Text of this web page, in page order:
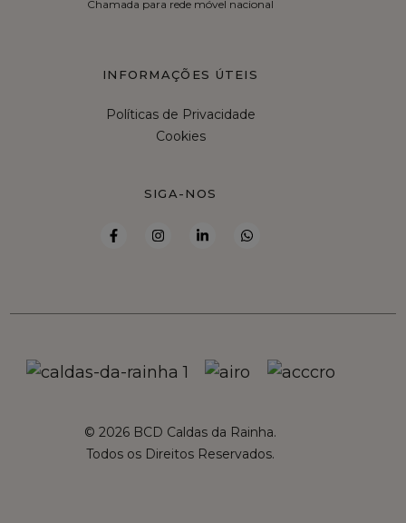
Chamada para rede móvel nacional
INFORMAÇÕES ÚTEIS
Políticas de Privacidade
Cookies
SIGA-NOS
© 2026 BCD Caldas da Rainha.
Todos os Direitos Reservados.